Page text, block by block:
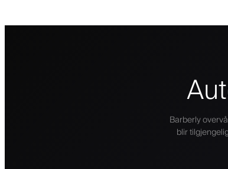
Barberly
blir